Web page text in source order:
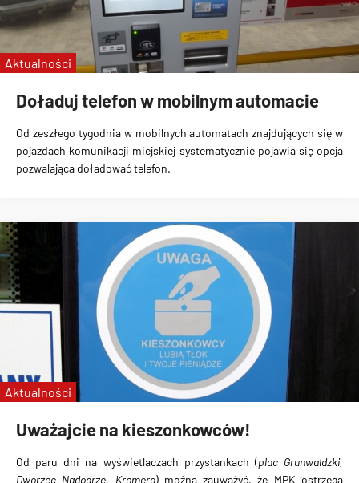
Doładuj telefon w mobilnym automacie
Od zeszłego tygodnia w mobilnych automatach znajdujących się w
pojazdach komunikacji miejskiej systematycznie pojawia się opcja
pozwalająca doładować telefon.
Aktualności
Uważajcie na kieszonkowców!
Od paru dni na wyświetlaczach przystankach (plac Grunwaldzki,
Dworzec Nadodrze, Kromera) można zauważyć, że MPKostrzega
Aktualności